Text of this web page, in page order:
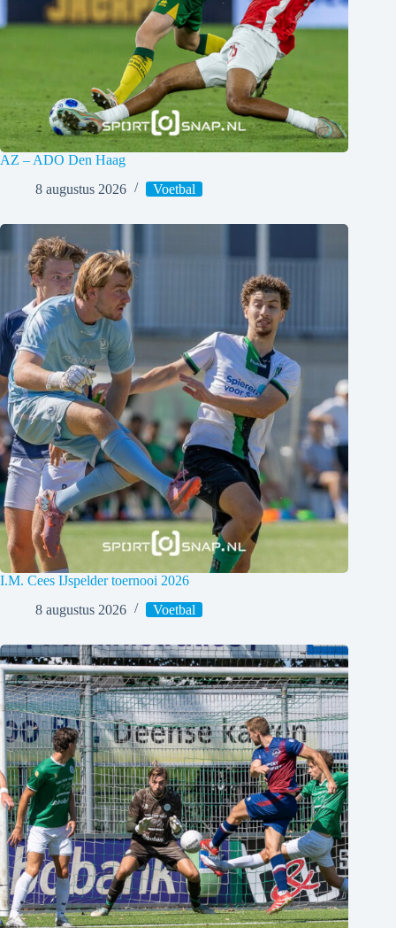
AZ – ADO Den Haag
8 augustus 2026
Voetbal
I.M. Cees IJspelder toernooi 2026
8 augustus 2026
Voetbal